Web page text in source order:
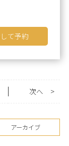
て予約
>
次へ
アーカイブ